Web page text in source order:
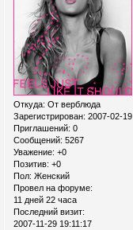
Откуда: От верблюда
Зарегистрирован: 2007-02-19
Приглашений: 0
Сообщений: 5267
Уважение: +0
Позитив: +0
Пол: Женский
Провел на форуме:
11 дней 22 часа
Последний визит:
2007-11-29 19:11:17